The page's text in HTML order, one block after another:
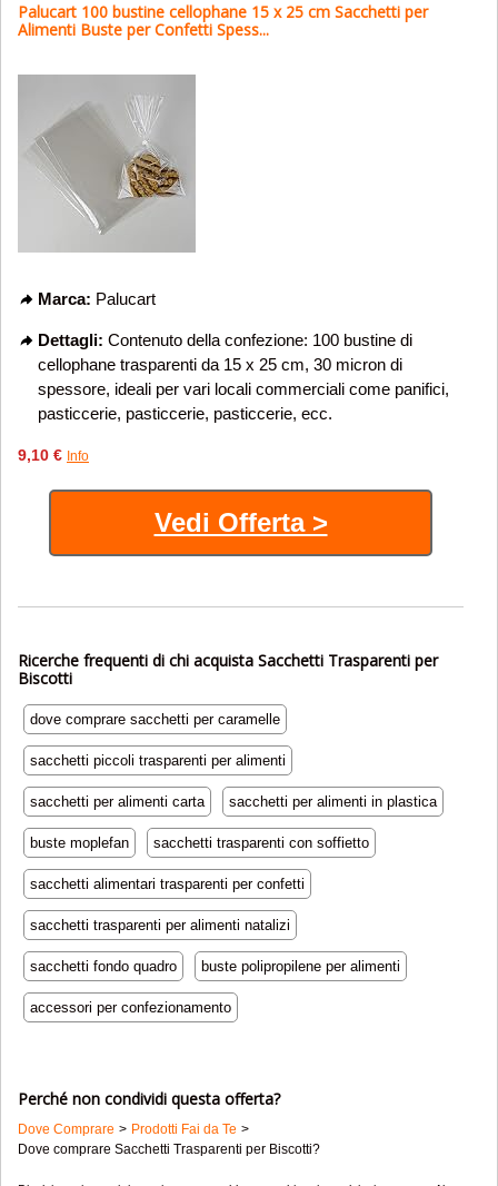
Palucart 100 bustine cellophane 15 x 25 cm Sacchetti per
Alimenti Buste per Confetti Spess...
Marca: Palucart
Dettagli: Contenuto della confezione: 100 bustine di
cellophane trasparenti da 15 x 25 cm, 30 micron di
spessore, ideali per vari locali commerciali come panifici,
pasticcerie, pasticcerie, pasticcerie, ecc.
9,10 € Info
Vedi Offerta >
Ricerche frequenti di chi acquista Sacchetti Trasparenti per
Biscotti
dove comprare sacchetti per caramelle
sacchetti piccoli trasparenti per alimenti
sacchetti per alimenti carta sacchetti per alimenti in plastica
buste moplefan sacchetti trasparenti con soffietto
sacchetti alimentari trasparenti per confetti
sacchetti trasparenti per alimenti natalizi
sacchetti fondo quadro buste polipropilene per alimenti
accessori per confezionamento
Perché non condividi questa offerta?
Dove Comprare
Prodotti Fai da Te
Dove comprare Sacchetti Trasparenti per Biscotti?